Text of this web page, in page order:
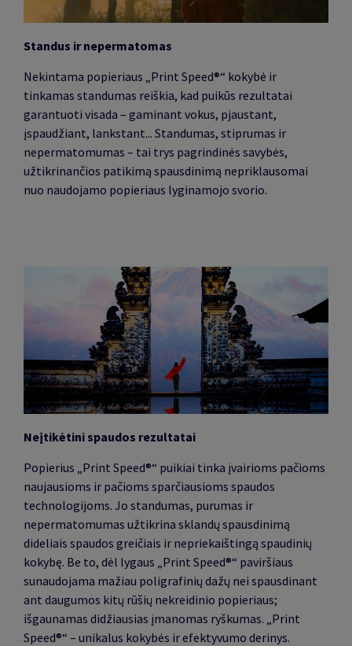
Standus ir nepermatomas
Nekintama popieriaus „Print Speed®“ kokybė ir
tinkamas standumas reiškia, kad puikūs rezultatai
garantuoti visada – gaminant vokus, pjaustant,
įspaudžiant, lankstant... Standumas, stiprumas ir
nepermatomumas – tai trys pagrindinės savybės,
užtikrinančios patikimą spausdinimą nepriklausomai
nuo naudojamo popieriaus lyginamojo svorio.
Neįtikėtini spaudos rezultatai
Popierius „Print Speed®“ puikiai tinka įvairioms pačioms
naujausioms ir pačioms sparčiausioms spaudos
technologijoms. Jo standumas, purumas ir
nepermatomumas užtikrina sklandų spausdinimą
dideliais spaudos greičiais ir nepriekaištingą spaudinių
kokybę. Be to, dėl lygaus „Print Speed®“ paviršiaus
sunaudojama mažiau poligrafinių dažų nei spausdinant
ant daugumos kitų rūšių nekreidinio popieriaus;
išgaunamas didžiausias įmanomas ryškumas. „Print
Speed®“ – unikalus kokybės ir efektyvumo derinys.